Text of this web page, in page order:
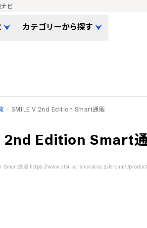
ビ
カテゴリーから探す
SMILE V 2nd Edition Smart通販
2nd Edition Smart
Smart通販 https://www.otsuka-shokai.co.jp/erpnavi/